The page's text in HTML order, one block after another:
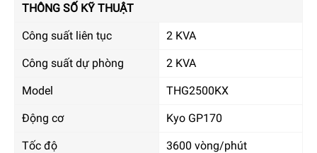
THÔNG SỐ KỸ THUẬT
Công suất liên tục 2 KVA
Công suất dự phòng 2 KVA
Model THG2500KX
Động cơ Kyo GP170
Tốc độ 3600 vòng/phút